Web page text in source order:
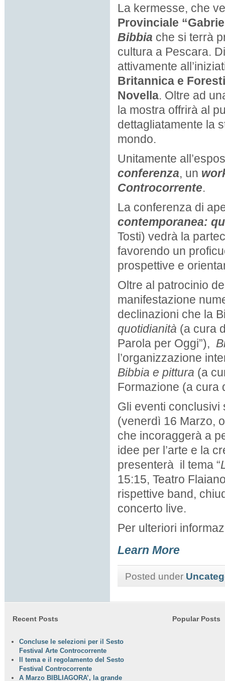
La kermesse, che
Provinciale
Bibbia che si terrà
cultura a Pescara.
attivamente
Britannica e
Novella. Oltre ad
la mostra offrirà al
dettagliatamente la
mondo.
Unitamente
conferenza, un
Controcorrente.
La conferenza di
contemporanea:
Tosti) vedrà la
favorendo un
prospettive e
Oltre al patrocinio
manifestazione
declinazioni che la
quotidianità (a cura
Parola per Oggi”),
l’organizzazione
Bibbia e pittura (a
Formazione (a cura
Gli eventi
(venerdì 16 Marzo,
che incoraggerà a
idee per l’arte e la
presenterà il tema “
15:15, Teatro
rispettive band,
concerto live.
Per ulteriori
Learn More
Posted under
Recent Posts
Concluse le selezioni per il Sesto
Festival Arte Controcorrente
Il tema e il regolamento del Sesto
Festival Controcorrente
A Marzo BIBLIAGORA’, la grande
Popular Posts